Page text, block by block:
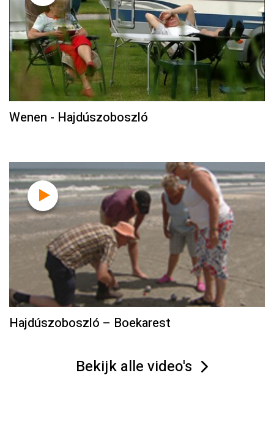
Wenen - Hajdúszoboszló
Hajdúszoboszló – Boekarest
Bekijk alle video's